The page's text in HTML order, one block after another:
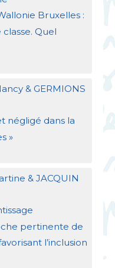
Bruxelles :
Quel
& GERMIONS
négligé dans la
»
& JACQUIN
pertinente de
l’inclusion